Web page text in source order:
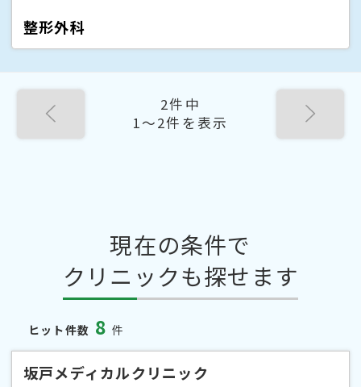
整形外科
2件中
1〜2件を表示
現在の条件で
クリニックも探せます
ヒット件数 8 件
坂戸メディカルクリニック